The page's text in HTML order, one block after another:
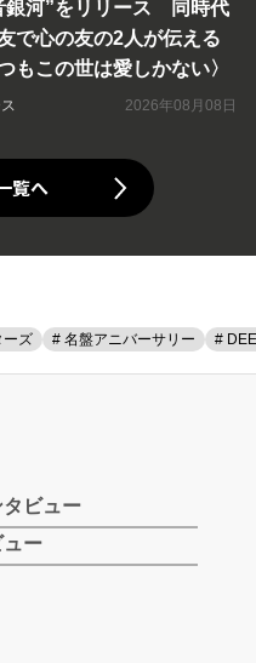
銀河”をリリース 同時代
で心の友の2人が伝える
もこの世は愛しかない〉
2026年08月08日
覧へ
ーズ # 名盤アニバーサリー #
タビュー
ュー